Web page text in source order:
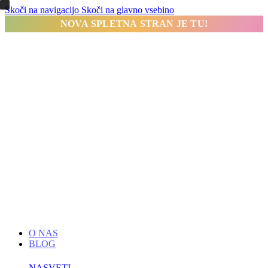
Skoči na navigacijo Skoči na glavno vsebino
NOVA SPLETNA STRAN JE TU!
O NAS
BLOG